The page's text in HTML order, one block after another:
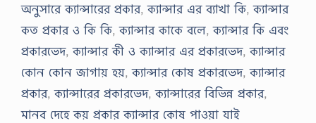
অনুসারে ক্যান্সারের প্রকার,ক্যান্সার এর ব্যাখা কি,ক্যান্সার
কত প্রকার ও কি কি,ক্যান্সার কাকে বলে,ক্যান্সার কি এবং
প্রকারভেদ,ক্যান্সার কী ও ক্যান্সার এর প্রকারভেদ,ক্যান্সার
কোন কোন জাগায় হয়,ক্যান্সার কোষ প্রকারভেদ,ক্যান্সার
প্রকার,ক্যান্সারের প্রকারভেদ,ক্যান্সারের বিভিন্ন প্রকার,
মানব দেহে কয় প্রকার ক্যান্সার কোষ পাওয়া যাই